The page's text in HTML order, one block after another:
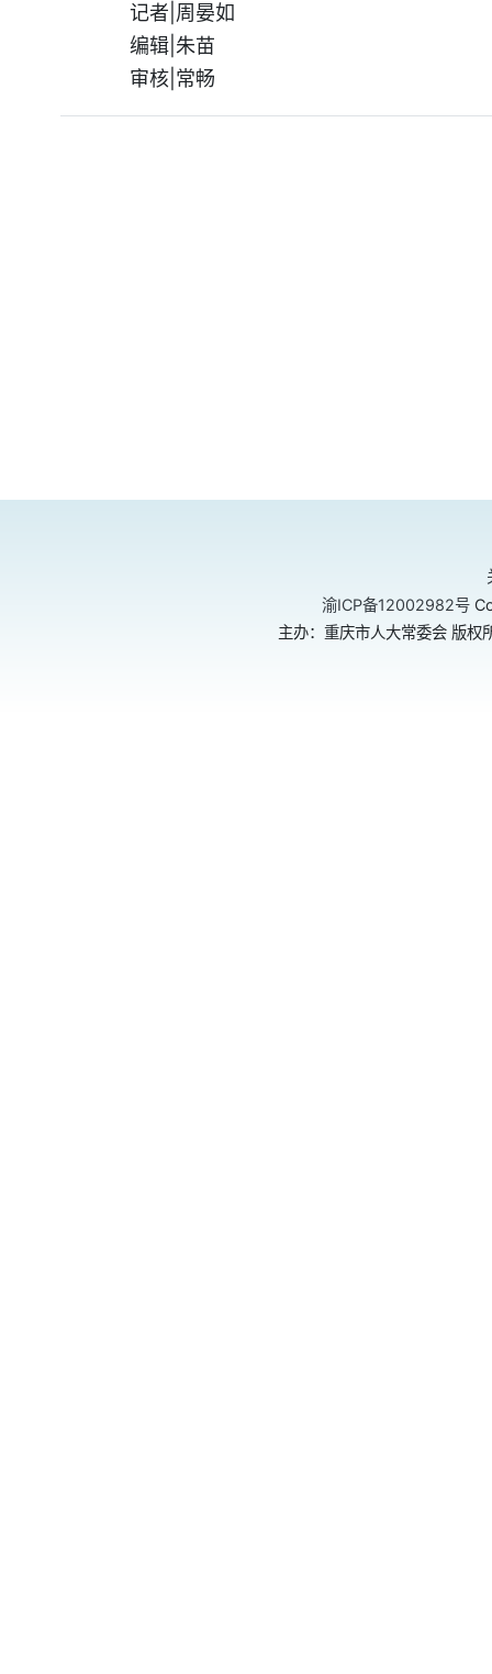
记者|周晏如
编辑|朱苗
审核|常畅
渝ICP备12002982号
主办：重庆市人大常委会 版